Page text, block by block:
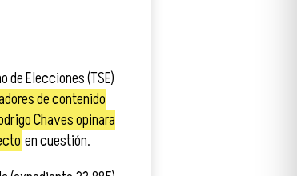
de Elecciones (TSE)
de contenido
Chaves opinara
en cuestión.